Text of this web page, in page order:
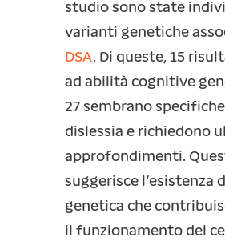
studio sono state
varianti genetiche
DSA. Di queste, 15
ad abilità cognitive
27 sembrano
dislessia e richiedono
approfondimenti.
suggerisce l’esistenza
genetica che
il funzionamento del